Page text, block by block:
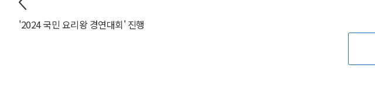
'2024 국민 요리왕 경연대회' 진행